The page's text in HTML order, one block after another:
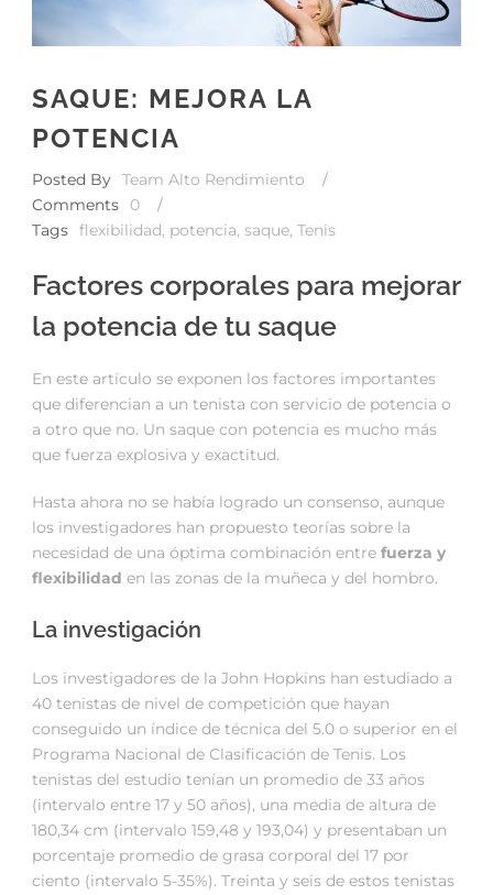
SAQUE: MEJORA LA
POTENCIA
Posted By Team Alto Rendimiento
/
Comments
0
/
Tags flexibilidad, potencia, saque, Tenis
Factores corporales para mejorar
la potencia de tu saque
En este artículo se exponen los factores importantes
que diferencian a un tenista con servicio de potencia o
a otro que no. Un saque con potencia es mucho más
que fuerza explosiva y exactitud.
Hasta ahora no se había logrado un consenso, aunque
los investigadores han propuesto teorías sobre la
necesidad de una óptima combinación entre fuerza y
flexibilidad en las zonas de la muñeca y del hombro.
La investigación
Los investigadores de la John Hopkins han estudiado a
40 tenistas de nivel de competición que hayan
conseguido un índice de técnica del 5.0 o superior en el
Programa Nacional de Clasificación de Tenis. Los
tenistas del estudio tenían un promedio de 33 años
(intervalo entre 17 y 50 años), una media de altura de
180,34 cm (intervalo 159,48 y 193,04) y presentaban un
porcentaje promedio de grasa corporal del 17 por
ciento (intervalo 5-35%). Treinta y seis de estos tenistas